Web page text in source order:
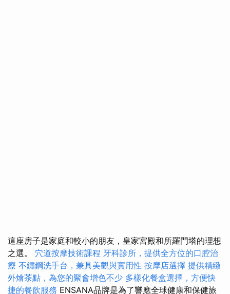
這座房子是家庭和較小的朋友，皇家宮殿和所羅門塔的理想
之選。 穴道按摩技術課程 牙科診所，提供全方位的口腔治
療 不鏽鋼洗手台，兼具美觀與實用性 按摩店選擇 提供精緻
外燴茶點，為您的聚會增色不少 多樣化餐盒選擇，方便快
捷的餐飲服務 ENSANA品牌是為了響應全球健康和保健旅